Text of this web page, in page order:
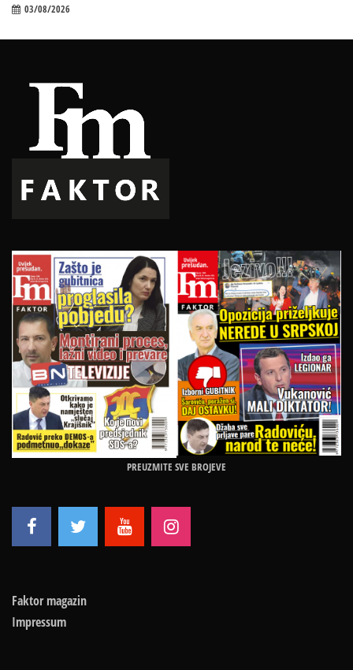
03/08/2026
PREUZMITE SVE BROJEVE
Faktor magazin
Impressum